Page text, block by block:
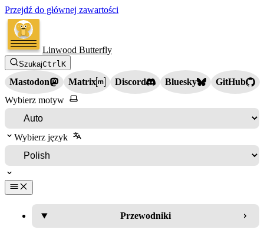
Przejdź do głównej zawartości
Linwood Butterfly
SzukajCtrlK
Mastodon Matrix Discord Bluesky
GitHub
Wybierz motyw
Wybierz język
Przewodniki